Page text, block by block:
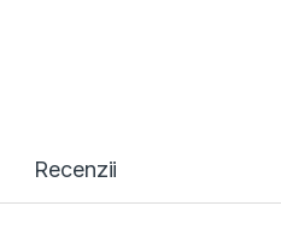
Recenzii